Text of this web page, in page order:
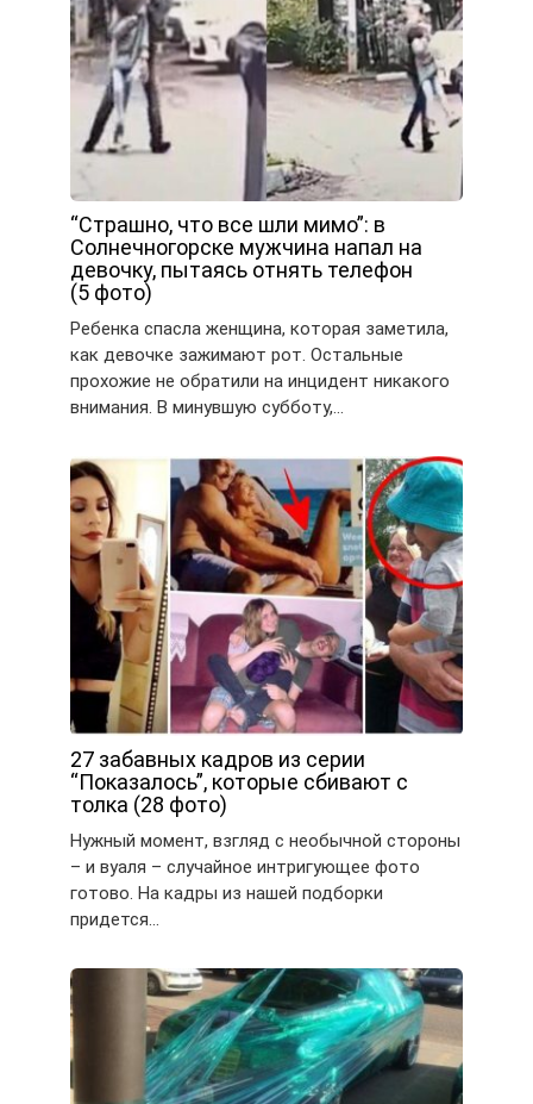
“Страшно, что все шли мимо”: в
Солнечногорске мужчина напал на
девочку, пытаясь отнять телефон
(5 фото)
Ребенка спасла женщина, которая заметила,
как девочке зажимают рот. Остальные
прохожие не обратили на инцидент никакого
внимания. В минувшую субботу,…
27 забавных кадров из серии
“Показалось”, которые сбивают с
толка (28 фото)
Нужный момент, взгляд с необычной стороны
– и вуаля – случайное интригующее фото
готово. На кадры из нашей подборки
придется…